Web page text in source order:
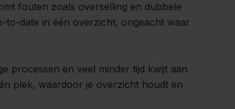
fouten zoals overselling en dubbele
to-date in één overzicht, ongeacht waar
processen en veel minder tijd kwijt aan
plek, waardoor je overzicht houdt en